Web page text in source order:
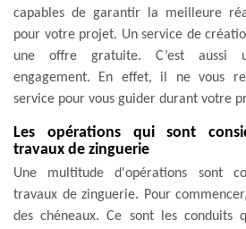
capables de garantir la meilleure
pour votre projet. Un service de
une offre gratuite. C’est aussi
engagement. En effet, il ne vous
service pour vous guider durant votre
Les opérations qui sont
travaux de zinguerie
Une multitude d'opérations sont
travaux de zinguerie. Pour
des chéneaux. Ce sont les conduits